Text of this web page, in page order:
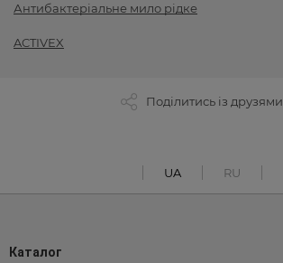
Антибактеріальне мило рідке
ACTIVEX
Поділитись із друзями
UA RU
Каталог